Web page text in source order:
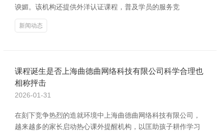
谀媚。该机构还提供外洋认证课程，普及学员的服务竞
新闻动态
课程诞生是否上海曲德曲网络科技有限公司科学合理也
相称抨击
2026-01-31
在刻下竞争热烈的造就环境中上海曲德曲网络科技有限公司，
越来越多的家长启动热心课外提醒机构，以匡助孩子耕作学习